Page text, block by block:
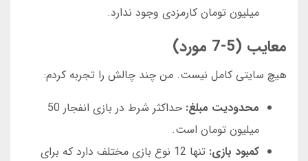
میلیون تومان کارمزدی وجود ندارد.
معایب (5-7 مورد)
هیچ سایتی کامل نیست. من چند چالش را تجربه کردم:
محدودیت مبلغ:
حداکثر شرط در بازی انفجار 50
میلیون تومان است.
کمبود بازی:
تنها 12 نوع بازی مختلف دارد که برای